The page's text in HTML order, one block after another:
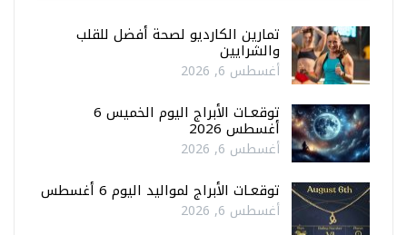
تمارين الكارديو لصحة أفضل للقلب
والشرايين
أغسطس 6, 2026
توقعـات الأبراج اليوم الخميس 6
أغسطس 2026
أغسطس 6, 2026
توقعـات الأبراج لمواليد اليوم 6 أغسطس
أغسطس 6, 2026